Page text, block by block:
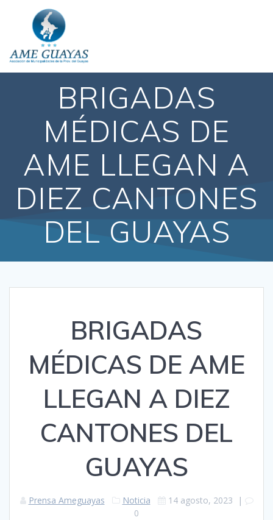
BRIGADAS
MÉDICAS DE
AME LLEGAN A
DIEZ CANTONES
DEL GUAYAS
BRIGADAS
MÉDICAS DE AME
LLEGAN A DIEZ
CANTONES DEL
GUAYAS
Prensa Ameguayas Noticia 14 agosto, 2023 |
0